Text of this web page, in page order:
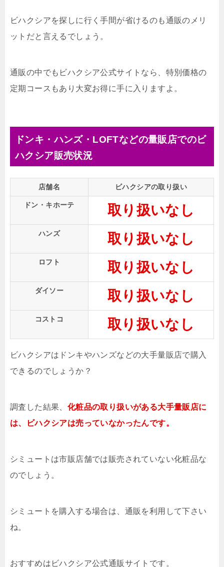
ビハクシアを探しに行く手間が省けるのも通販のメリ
ットだと言えるでしょう。
通販の中でもビハクシア公式サイトなら、特別価格の
定期コースもあり大変お得に手に入りますよ。
ドンキ・ハンズ・LOFTなどの量販店でのビ
ハクシア販売状況
店舗名 ビハクシアの取り扱い
ドン・キホーテ 取り扱いなし
ハンズ 取り扱いなし
ロフト 取り扱いなし
ダイソー 取り扱いなし
コストコ 取り扱いなし
ビハクシアはドンキやハンズなどの大手量販店で購入
できるのでしょうか？
調査した結果、 化粧品の取り扱いがある大手量販店に
は、ビハクシアは売っていなかったんです。
シミュートは市販店舗では販売されていない化粧品な
のでしょう。
シミュートを購入する場合は、通販を利用して下さい
ね。
おすすめはビハクシア公式通販サイトです。